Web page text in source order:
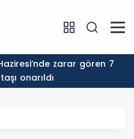
onarıldı